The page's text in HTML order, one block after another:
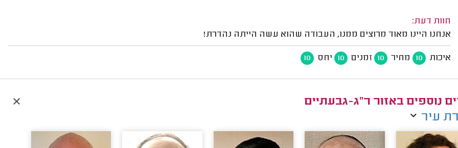
חוות דעת:
אנחנו היינו מאוד מרוצים ממנו, העבודה שהוא עשה הייתה נהדרת!
איכות 10 מחיר 10 זמנים 10 יחס 10
נוספים באזור ר"ג-גבעתיים
עיר